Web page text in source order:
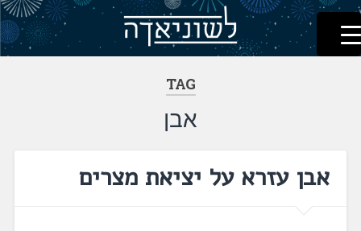
דלג
לתוכן
לשוניאדה
עברית. לשון. שפה
TAG
אבן
אבן עזרא על יציאת מצרים